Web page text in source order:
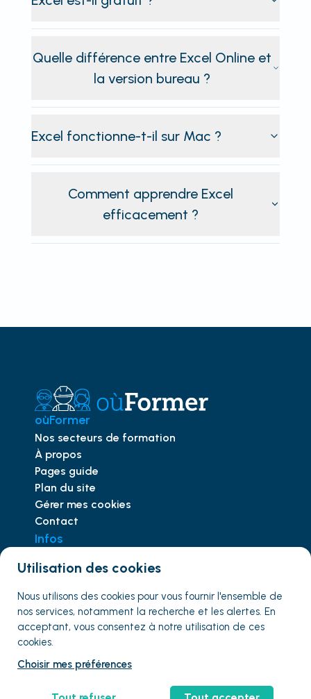
Quelle différence entre Excel Online et
la version bureau ?
Excel fonctionne-t-il sur Mac ?
Comment apprendre Excel
efficacement ?
oùFormer
Nos secteurs de formation
À propos
Pages guide
Plan du site
Gérer mes cookies
Contact
Infos
Comprendrel'habilitation
Mentions légales
Conditions d'utilisation
Les OF
Les organismes de formation
Espace OF
Utilisation des cookies
Nous utilisons des cookies pour vous fournir l'ensemble de
nos services, notamment la recherche et les alertes. En
acceptant, vous consentez à notre utilisation de ces
cookies.
Choisir mes préférences